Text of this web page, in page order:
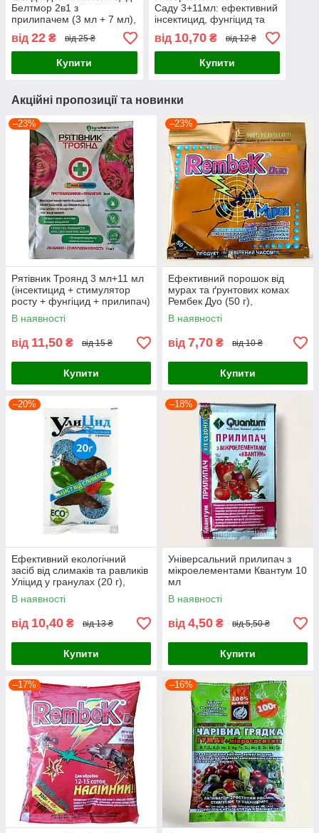
Белтмор 2в1 з
прилипачем (3 мл + 7 мл),
від білокрилки та совки,
Литва
від 22 ₴ від 25 ₴
Купити
Саду 3+11мл: ефективний
інсектицид, фунгіцид та
стимулятор від попелиці,
кліщів та парші
від 10,70₴ від 12 ₴
Купити
Акційні пропозиції та новинки
–23%
Рятівник Троянд 3 мл+11 мл
(інсектицид + стимулятор
росту + фунгіцид + прилипач)
В наявності
від 11,50 ₴ від 15 ₴
Купити
–23%
Ефективний порошок від
мурах та ґрунтових комах
Рембек Дуо (50 г),
інсектицидна принада
присипка, ONS
В наявності
від 7,70 ₴ від 10 ₴
Купити
–20%
Ефективний екологічний
засіб від слимаків та равликів
Уліцид у гранулах (20 г),
натуральний молюскоцид,
ONS
В наявності
від 10,40 ₴ від 13 ₴
Купити
–18%
Універсальний прилипач з
мікроелементами Квантум 10
мл
В наявності
від 4,50 ₴ від 5,50 ₴
Купити
–17% –16%